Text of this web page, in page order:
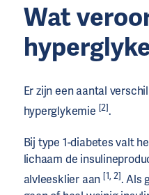
Wat
Er zijn een aantal
hyperglykemie [2].
Bij type 1-diabetes valt
lichaam de
alvleesklier aan [1, 2]. Als